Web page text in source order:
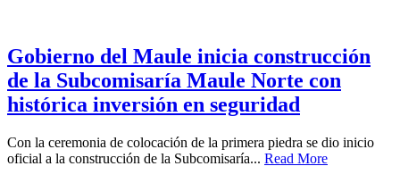
Gobierno del Maule inicia construcción
de la Subcomisaría Maule Norte con
histórica inversión en seguridad
Con la ceremonia de colocación de la primera piedra se dio inicio
oficial a la construcción de la Subcomisaría... Read More